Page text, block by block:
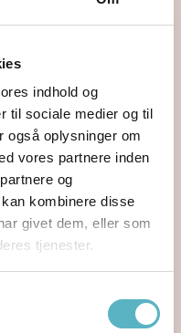
indhold og
til sociale medier og til
også oplysninger om
vores partnere inden
og
kombinere disse
givet dem, eller som
tjenester.
blandt andet
smerter
og led
i
ergonomi